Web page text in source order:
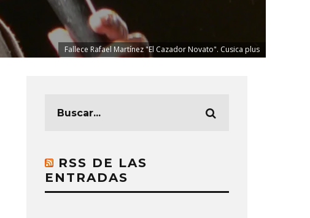
Fallece Rafael Martínez "El Cazador Novato". Cusica plus
RSS DE LAS
ENTRADAS